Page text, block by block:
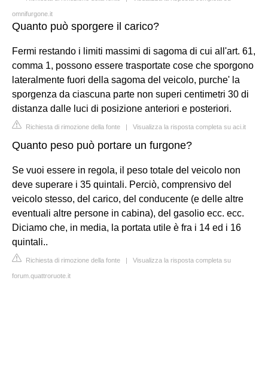
omnifurgone.it
Quanto può sporgere il carico?
Fermi restando i limiti massimi di sagoma di cui all'art. 61,
comma 1, possono essere trasportate cose che sporgono
lateralmente fuori della sagoma del veicolo, purche' la
sporgenza da ciascuna parte non superi centimetri 30 di
distanza dalle luci di posizione anteriori e posteriori.
Richiesta di rimozione della fonte | Visualizza la risposta completa su aci.it
Quanto peso può portare un furgone?
Se vuoi essere in regola, il peso totale del veicolo non
deve superare i 35 quintali. Perciò, comprensivo del
veicolo stesso, del carico, del conducente (e delle altre
eventuali altre persone in cabina), del gasolio ecc. ecc.
Diciamo che, in media, la portata utile è fra i 14 ed i 16
quintali..
Richiesta di rimozione della fonte | Visualizza la risposta completa su
forum.quattroruote.it